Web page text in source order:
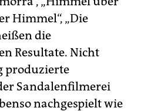
Himmel“, „Die
die
Resultate. Nicht
produzierte
Sandalenfilmerei
nachgespielt wie